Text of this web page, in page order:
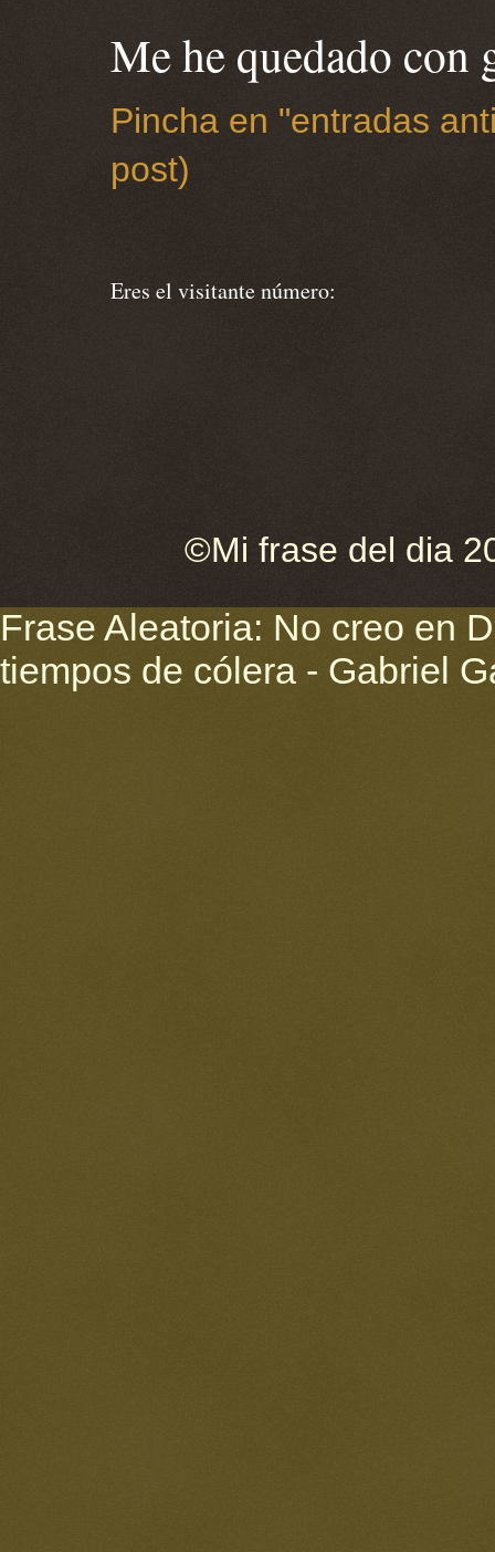
Me he quedado con
Pincha en "entradas
post)
Eres el visitante número:
©Mi frase del dia
Frase Aleatoria: No creo en
tiempos de cólera - Gabriel